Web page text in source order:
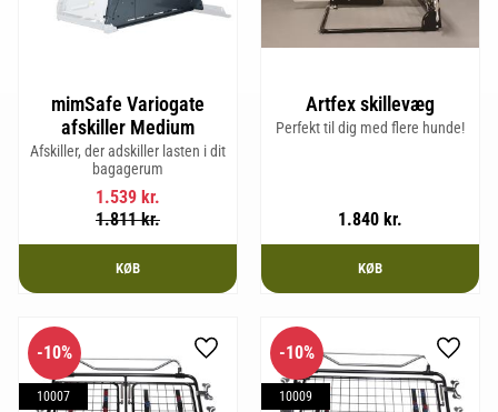
mimSafe Variogate
afskiller Medium
Afskiller, der adskiller lasten i dit
bagagerum
1.539 kr.
1.811kr.
KØB
Artfex skillevæg
Perfekt til dig med flere hunde!
1.840 kr.
KØB
10%
10007
Gem som favorit
10%
10009
Gem